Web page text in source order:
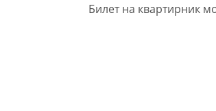
Билет на квартирник